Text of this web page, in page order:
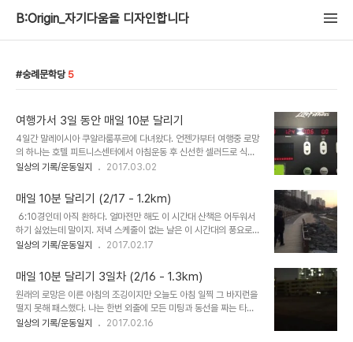
B:Origin_자기다움을 디자인합니다
숭례문학당 5
여행가서 3일 동안 매일 10분 달리기
​​​​​​4일간 말레이시아 쿠알라룸푸르에 다녀왔다. 언젠가부터 여행중 로망
의 하나는 호텔 피트니스센터에서 아침운동 후 신선한 셀러드로 식사
를 하는 거였다. 하루 십분 달리기는 나의 로망을 충족하기에 딱 좋은
밤에 짐을 푸는 여정이어서 패스. 그 다음날부터 체크아웃하는 3일간
매일 아침 미션 달성이다. 호텔 야외 수영장에서 테닝하면서 멍때리기
로망도 있었으나수영장으로 발길을 돌릴때마다 야속하게도 이틀간 비
가 오는 바람에 불발되었다. 1.24km 10:06 ​ 1.40km 10:19 ​
1.38km 10:10 ​​
일상의 기록/운동일지 2017.03.02
매일 10분 달리기 (2/17 - 1.2km)
​ 6:10경인데 아직 환하다. 얼마전만 해도 이 시간대 산책은 어두워서
하기 싫었는데 말이지. 저녁 스케줄이 없는 날은 이 시간대의 풍요로움
예약!
일상의 기록/운동일지 2017.02.17
매일 10분 달리기 3일차 (2/16 - 1.3km)
원래의 로망은 이른 아침의 조깅이지만 오늘도 아침 일찍 그 바지런을
떨지 못해 패스했다. 나는 한번 외출에 모든 미팅과 동선을 짜는 타입
으로 대부분 하루 외출은 1회 이하로 대문 밖을 하루에 두 번 나올 일
일상의 기록/운동일지 2017.02.16